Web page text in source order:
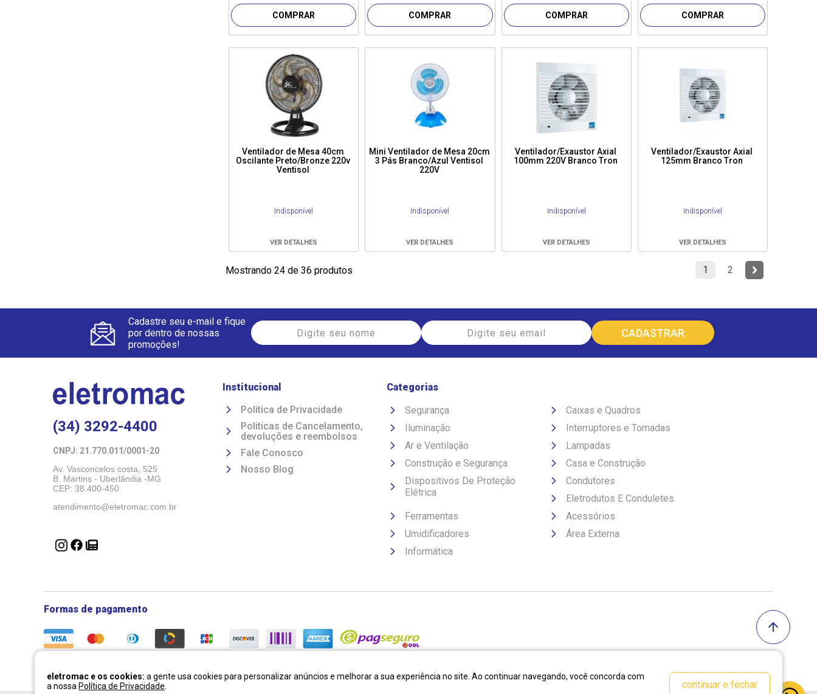
COMPRAR COMPRAR COMPRAR COMPRAR
Ventilador de Mesa 40cm
Oscilante Preto/Bronze 220v
Ventisol
Indisponível
VER DETALHES
Mini Ventilador de Mesa 20cm
3 Pás Branco/Azul Ventisol
220V
Indisponível
VER DETALHES
Ventilador/Exaustor Axial
100mm 220V Branco Tron
Indisponível
VER DETALHES
Ventilador/Exaustor Axial
125mm Branco Tron
Indisponível
VER DETALHES
1 2
Mostrando 24 de 36 produtos
Cadastre seu e-mail e fique
por dentro de nossas
promoções!
(34) 3292-4400
CNPJ: 21.770.011/0001-20
Av. Vasconcelos costa, 525
B. Martins - Uberlândia -MG
CEP: 38.400-450
atendimento@eletromac.com.br
Institucional
Política de Privacidade
Politicas de Cancelamento,
devoluções e reembolsos
Fale Conosco
Nosso Blog
Categorias
Segurança
Caixas e Quadros
Iluminação
Interruptores e Tomadas
Ar e Ventilação
Lampadas
Construção e Segurança
Casa e Construção
Dispositivos De Proteção
Elétrica
Condutores
Eletrodutos E Conduletes
Ferramentas
Acessórios
Umidificadores
Área Externa
Informática
Formas de pagamento
eletromac e os cookies: a gente usa cookies para personalizar anúncios e melhorar a sua experiência no site. Ao continuar navegando, você concorda com
a nossa Política de Privacidade continuar e fechar